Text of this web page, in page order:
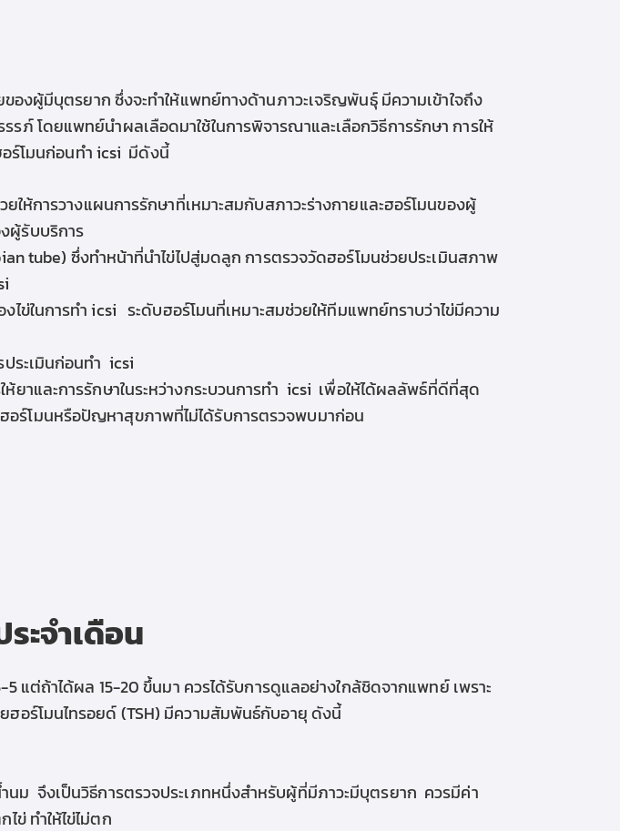
องผู้มีบุตรยาก ซึ่งจะทำให้แพทย์ทางด้านภาวะเจริญพันธุ์ มีความเข้าใจถึง
รรภ์โดยแพทย์นำผลเลือดมาใช้ในการพิจารณาและเลือกวิธีการรักษา การให้
ร์โมนก่อนทำ icsi มีดังนี้
ให้การวางแผนการรักษาที่เหมาะสมกับสภาวะร่างกายและฮอร์โมนของผู้
ผู้รับบริการ
tube) ซึ่งทำหน้าที่นำไข่ไปสู่มดลูก การตรวจวัดฮอร์โมนช่วยประเมินสภาพ
ไข่ในการทำ icsi ระดับฮอร์โมนที่เหมาะสมช่วยให้ทีมแพทย์ทราบว่าไข่มีความ
ระเมินก่อนทำ icsi
ยาและการรักษาในระหว่างกระบวนการทำ icsi เพื่อให้ได้ผลลัพธ์ที่ดีที่สุด
ร์โมนหรือปัญหาสุขภาพที่ไม่ได้รับการตรวจพบมาก่อน
ะจำเดือน
แต่ถ้าได้ผล 15-20 ขึ้นมา ควรได้รับการดูแลอย่างใกล้ชิดจากแพทย์ เพราะ
ฮอร์โมนไทรอยด์ (TSH) มีความสัมพันธ์กับอายุ ดังนี้
นม จึงเป็นวิธีการตรวจประเภทหนึ่งสำหรับผู้ที่มีภาวะมีบุตรยาก ควรมีค่า
ข่ ทำให้ไข่ไม่ตก